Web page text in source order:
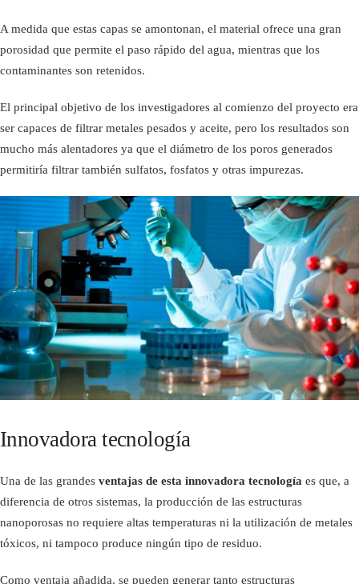
A medida que estas capas se amontonan, el material ofrece una gran
porosidad que permite el paso rápido del agua, mientras que los
contaminantes son retenidos.
El principal objetivo de los investigadores al comienzo del proyecto era
ser capaces de filtrar metales pesados y aceite, pero los resultados son
mucho más alentadores ya que el diámetro de los poros generados
permitiría filtrar también sulfatos, fosfatos y otras impurezas.
Innovadora tecnología
Una de las grandes ventajas de esta innovadora tecnología es que, a
diferencia de otros sistemas, la producción de las estructuras
nanoporosas no requiere altas temperaturas ni la utilización de metales
tóxicos, ni tampoco produce ningún tipo de residuo.
Como ventaja añadida, se pueden generar tanto estructuras